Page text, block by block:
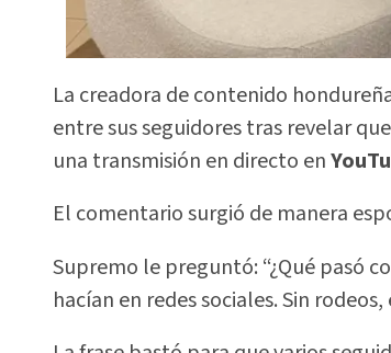
La creadora de contenido
entre sus seguidores tras revelar
una transmisión en directo en
El comentario surgió de manera
Supremo le preguntó: “¿Qué pasó
hacían en redes sociales. Sin